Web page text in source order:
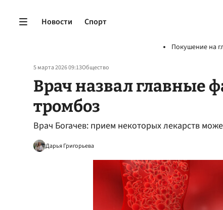
Новости Спорт
Покушение на
5 марта 2026 09:13Общество
Врач назвал главные
тромбоз
Врач Богачев: прием некоторых лекарств
Дарья Григорьева